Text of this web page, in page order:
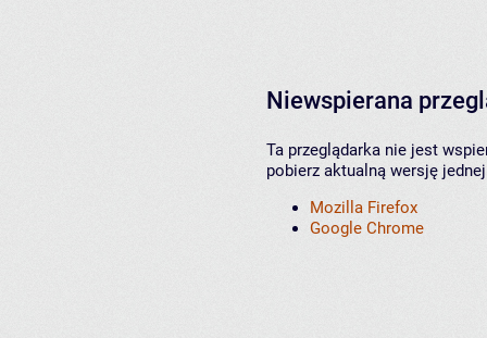
Niewspierana
Ta przeglądarka nie jest
pobierz aktualną wersję
Mozilla Firefox
Google Chrome